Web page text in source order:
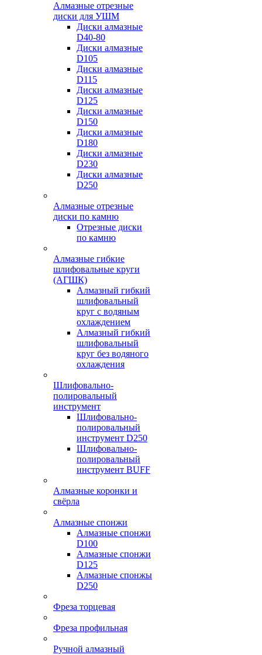
Алмазные отрезные
диски для УШМ
Диски алмазные
D40-80
Диски алмазные
D105
Диски алмазные
D115
Диски алмазные
D125
Диски алмазные
D150
Диски алмазные
D180
Диски алмазные
D230
Диски алмазные
D250
Алмазные отрезные
диски по камню
Отрезные диски
по камню
Алмазные гибкие
шлифовальные круги
(АГШК)
Алмазный гибкий
шлифовальный
круг с водяным
охлаждением
Алмазный гибкий
шлифовальный
круг без водяного
охлаждения
Шлифовально-
полировальный
инструмент
Шлифовально-
полировальный
инструмент D250
Шлифовально-
полировальный
инструмент BUFF
Алмазные коронки и
свёрла
Алмазные спонжи
Алмазные спонжи
D100
Алмазные спонжи
D125
Алмазные спонжы
D250
Фреза торцевая
Фреза профильная
Ручной алмазный